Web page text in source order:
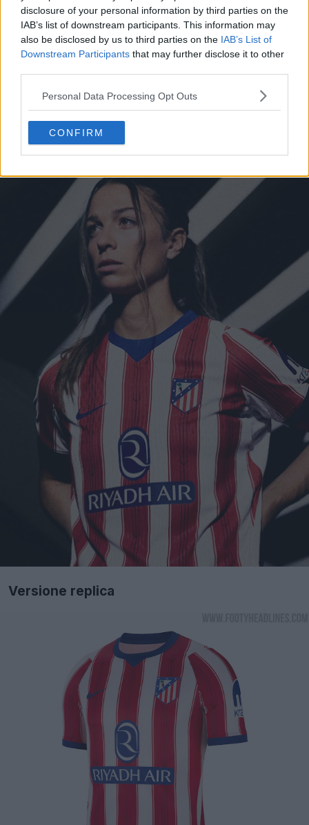
disclosure of your personal information by third parties on the
IAB’s list of downstream participants. This information may
also be disclosed by us to third parties on the IAB’s List of
Downstream Participants that may further disclose it to other
Personal Data Processing Opt Outs
CONFIRM
Versione replica